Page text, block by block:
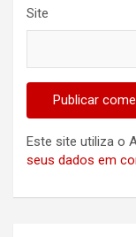
Site
Este site utiliza o
seus dados em